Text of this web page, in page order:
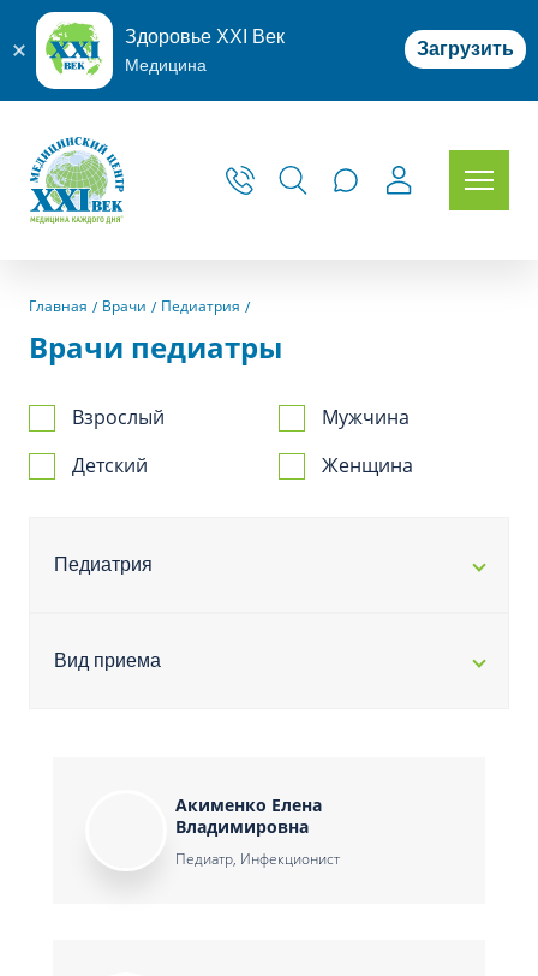
Здоровье XXI Век
Медицина
Загрузить
Главная Врачи Педиатрия
Врачи педиатры
Взрослый
Детский
Мужчина
Женщина
Педиатрия
Вид приема
Акименко Елена
Владимировна
Педиатр, Инфекционист